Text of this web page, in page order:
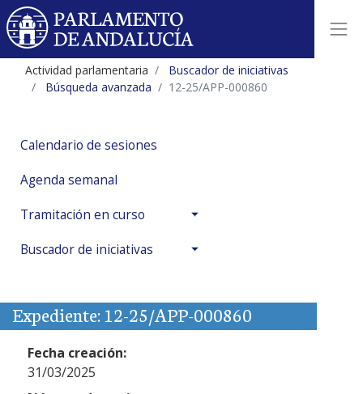
Actividad parlamentaria
Buscador de iniciativas
Búsqueda avanzada
12-25/APP-000860
Calendario de sesiones
Agenda semanal
Tramitación en curso
Buscador de iniciativas
Expediente: 12-25/APP-000860
Fecha creación:
31/03/2025